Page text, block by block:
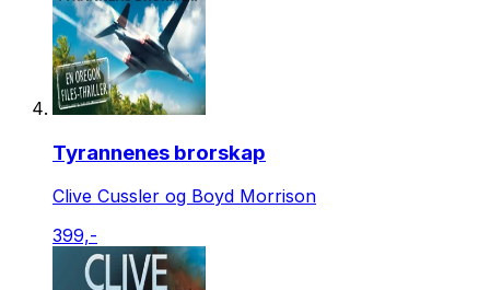
Tyrannenes brorskap
Clive Cussler og Boyd Morrison
399,-